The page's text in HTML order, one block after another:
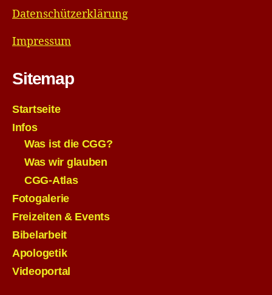
Datenschützerklärung
Impressum
Sitemap
Startseite
Infos
Was ist die CGG?
Was wir glauben
CGG-Atlas
Fotogalerie
Freizeiten & Events
Bibelarbeit
Apologetik
Videoportal